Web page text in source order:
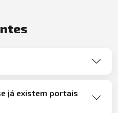
já existem portais